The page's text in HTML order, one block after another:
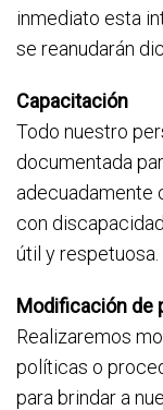
inmediato esta
se reanudarán
Capacitación
Todo nuestro
documentada
adecuadamente
con
útil y respetuosa.
Modificación de
Realizaremos
políticas o
para brindar a